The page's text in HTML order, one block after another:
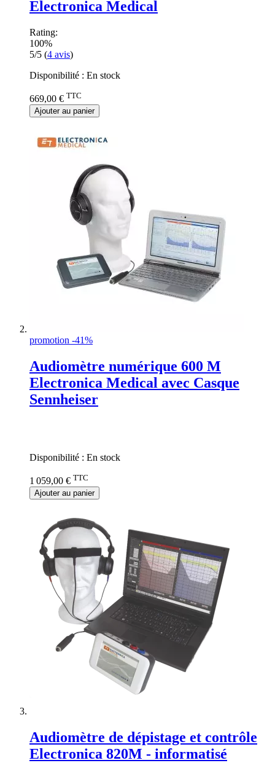
Electronica Medical
Rating:
100%
5/5 (4 avis)
Disponibilité : En stock
669,00 € TTC
Ajouter au panier
promotion -41%
Audiomètre numérique 600 M
Electronica Medical avec Casque
Sennheiser
Disponibilité : En stock
1 059,00 € TTC
Ajouter au panier
Audiomètre de dépistage et contrôle
Electronica 820M - informatisé